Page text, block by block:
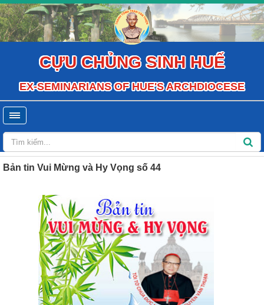
CỰU CHỦNG SINH HUẾ
EX-SEMINARIANS OF HUE'S ARCHDIOCESE
Bản tin Vui Mừng và Hy Vọng số 44